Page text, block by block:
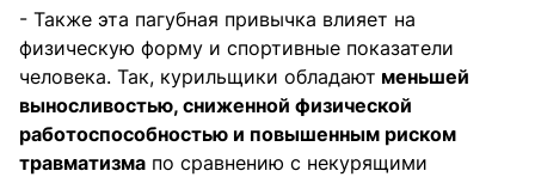
- Также эта пагубная привычка влияет на
физическую форму и спортивные показатели
человека. Так, курильщики обладают меньшей
выносливостью, сниженной физической
работоспособностью и повышенным риском
травматизма по сравнению с некурящими